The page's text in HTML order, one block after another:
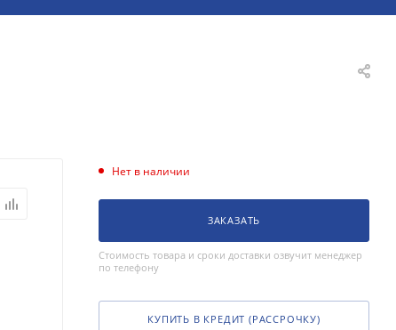
Нет в наличии
ЗАКАЗАТЬ
Стоимость товара и сроки доставки озвучит менеджер
по телефону
КУПИТЬ В КРЕДИТ (РАССРОЧКУ)